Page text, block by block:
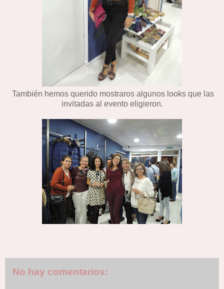
También hemos querido mostraros algunos looks que las
invitadas al evento eligieron.
No hay comentarios: